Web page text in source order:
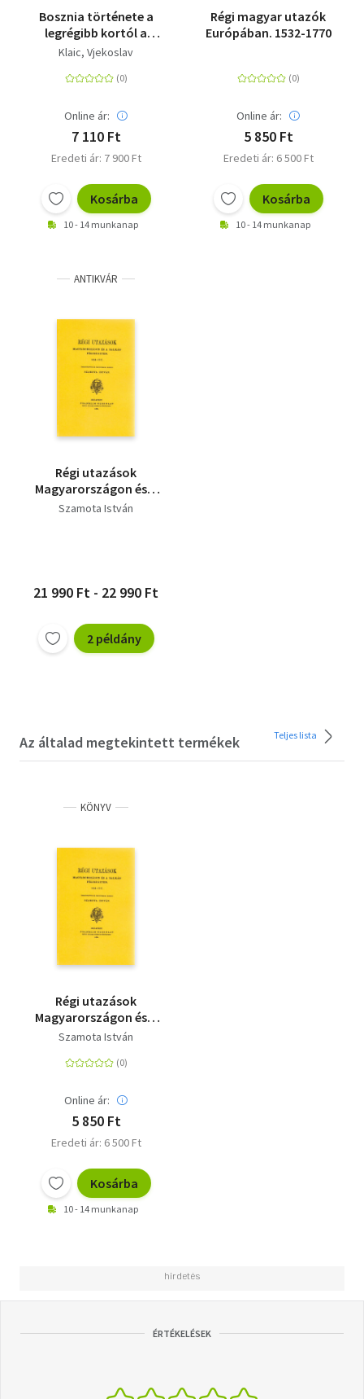
Bosznia története a
legrégibb kortól a
királyság bukásáig
Klaic, Vjekoslav
Online ár:
7 110 Ft
Eredeti ár: 7 900 Ft
Kosárba
10 - 14 munkanap
Régi magyar utazók
Európában. 1532-1770
Online ár:
5 850 Ft
Eredeti ár: 6 500 Ft
Kosárba
10 - 14 munkanap
ANTIKVÁR
Régi utazások
Magyarországon és a
Balkán-félszigeten
Szamota István
21 990 Ft - 22 990 Ft
2 példány
Az általad megtekintett termékek Teljes lista
KÖNYV
Régi utazások
Magyarországon és a
Balkán-félszigeten
Szamota István
Online ár:
5 850 Ft
Eredeti ár: 6 500 Ft
Kosárba
10 - 14 munkanap
ÉRTÉKELÉSEK